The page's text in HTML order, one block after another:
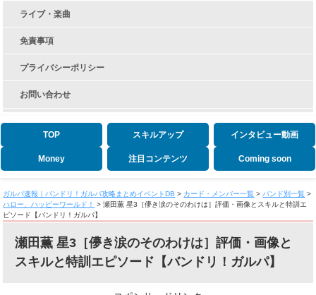
ライブ・楽曲
免責事項
プライバシーポリシー
お問い合わせ
TOP スキルアップ インタビュー動画
Money 注目コンテンツ Coming soon
ガルパ速報｜バンドリ！ガルパ攻略まとめイベントDB > カード・メンバー一覧 > バンド別一覧 >
ハロー、ハッピーワールド！
>瀬田薫 星3［儚き涙のそのわけは］評価・画像とスキルと特訓エ
ピソード【バンドリ！ガルパ】
瀬田薫 星3［儚き涙のそのわけは］評価・画像と
スキルと特訓エピソード【バンドリ！ガルパ】